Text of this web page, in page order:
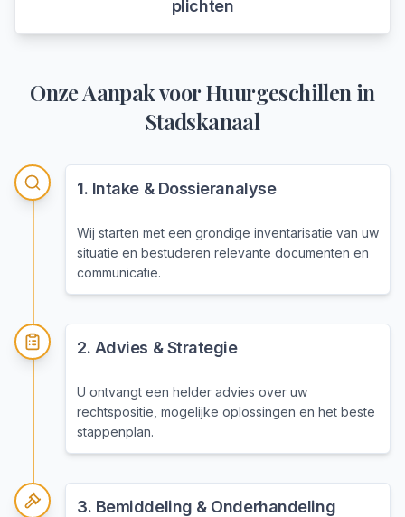
plichten
Onze Aanpak voorHuurgeschillen in
Stadskanaal
1. Intake & Dossieranalyse
Wij starten met een grondige inventarisatie van uw
situatie en bestuderen relevante documenten en
communicatie.
2. Advies & Strategie
U ontvangt een helder advies over uw
rechtspositie, mogelijke oplossingen en het beste
stappenplan.
3. Bemiddeling & Onderhandeling